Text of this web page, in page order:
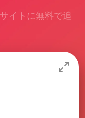
イトに無料で追